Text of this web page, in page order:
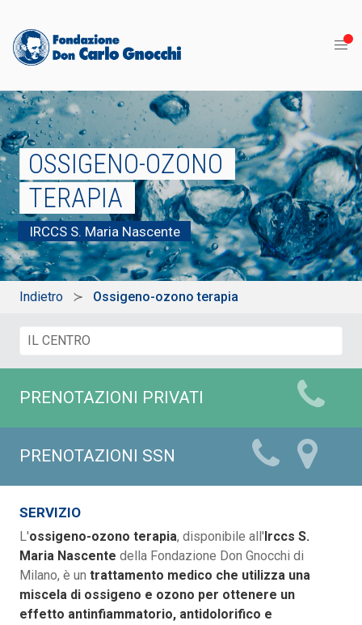
OSSIGENO-OZONO
TERAPIA
IRCCS S. Maria Nascente
Indietro Ossigeno-ozono terapia
PRENOTAZIONI PRIVATI
PRENOTAZIONI SSN
SERVIZIO
L'ossigeno-ozono terapia, disponibile all'Irccs S.
Maria Nascente della Fondazione Don Gnocchi di
Milano, è un trattamento medico che utilizza una
miscela di ossigeno e ozono per ottenere un
effetto antinfiammatorio, antidolorifico e